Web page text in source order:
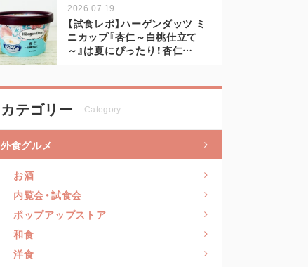
2026.07.19
【試食レポ】ハーゲンダッツ ミ
ニカップ『杏仁～白桃仕立て
～』は夏にぴったり！杏仁…
カテゴリー Category
外食グルメ
お酒
内覧会・試食会
ポップアップストア
和食
洋食